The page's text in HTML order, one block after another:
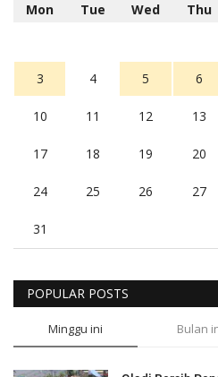
Mon Tue Wed Thu
3 4 5 6
10 11 12 13
17 18 19 20
24 25 26 27
31
POPULAR POSTS
Minggu ini Bulan